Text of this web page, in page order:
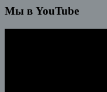
Мы в YouTube